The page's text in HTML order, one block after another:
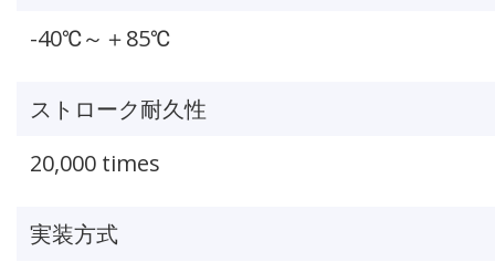
-40℃～＋85℃
ストローク耐久性
20,000 times
実装方式